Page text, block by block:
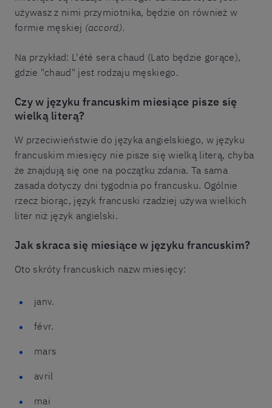
używasz z nimi przymiotnika, będzie on również w
formie męskiej (accord).
Na przykład: L'été sera chaud (Lato będzie gorące),
gdzie "chaud" jest rodzaju męskiego.
Czy w języku francuskim miesiące pisze się
wielką literą?
W przeciwieństwie do języka angielskiego, w języku
francuskim miesięcy nie pisze się wielką literą, chyba
że znajdują się one na początku zdania. Ta sama
zasada dotyczy dni tygodnia po francusku. Ogólnie
rzecz biorąc, język francuski rzadziej używa wielkich
liter niż język angielski.
Jak skraca się miesiące w języku francuskim?
Oto skróty francuskich nazw miesięcy:
janv.
févr.
mars
avril
mai